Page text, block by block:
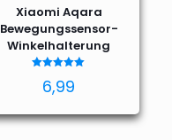
Xiaomi Aqara
Bewegungssensor-
Winkelhalterung
mit
5.00
6,99